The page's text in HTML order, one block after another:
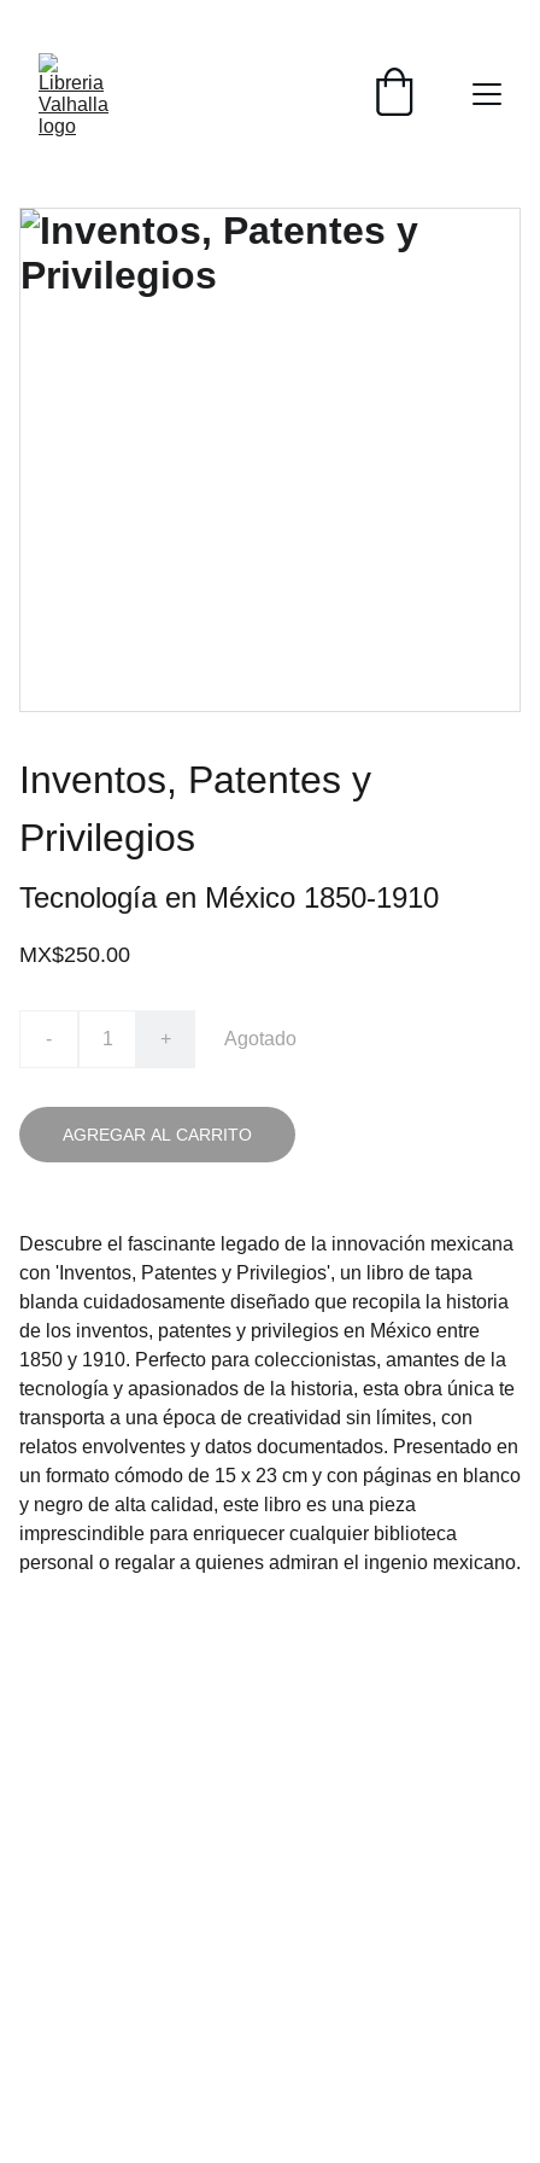
Inventos, Patentes y
Privilegios
Tecnología en México 1850-1910
MX$250.00
- + Agotado
AGREGAR AL CARRITO
Descubre el fascinante legado de la innovación mexicana
con 'Inventos, Patentes y Privilegios', un libro de tapa
blanda cuidadosamente diseñado que recopila la historia
de los inventos, patentes y privilegios en México entre
1850 y 1910. Perfecto para coleccionistas, amantes de la
tecnología y apasionados de la historia, esta obra única te
transporta a una época de creatividad sin límites, con
relatos envolventes y datos documentados. Presentado en
un formato cómodo de 15 x 23 cm y con páginas en blanco
y negro de alta calidad, este libro es una pieza
imprescindible para enriquecer cualquier biblioteca
personal o regalar a quienes admiran el ingenio mexicano.